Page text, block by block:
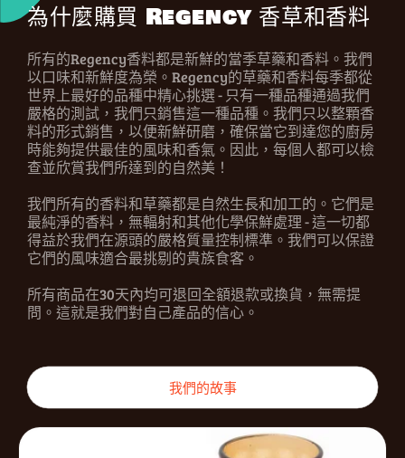
為什麼購買 Regency 香草和香料
所有的Regency香料都是新鮮的當季草藥和香料。我們
以口味和新鮮度為榮。Regency的草藥和香料每季都從
世界上最好的品種中精心挑選 - 只有一種品種通過我們
嚴格的測試，我們只銷售這一種品種。我們只以整顆香
料的形式銷售，以便新鮮研磨，確保當它到達您的廚房
時能夠提供最佳的風味和香氣。因此，每個人都可以檢
查並欣賞我們所達到的自然美！
我們所有的香料和草藥都是自然生長和加工的。它們是
最純淨的香料，無輻射和其他化學保鮮處理 - 這一切都
得益於我們在源頭的嚴格質量控制標準。我們可以保證
它們的風味適合最挑剔的貴族食客。
所有商品在30天內均可退回全額退款或換貨，無需提
問。這就是我們對自己產品的信心。
我們的故事